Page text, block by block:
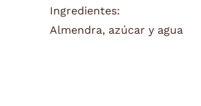
Ingredientes:
Almendra, azúcar y agua